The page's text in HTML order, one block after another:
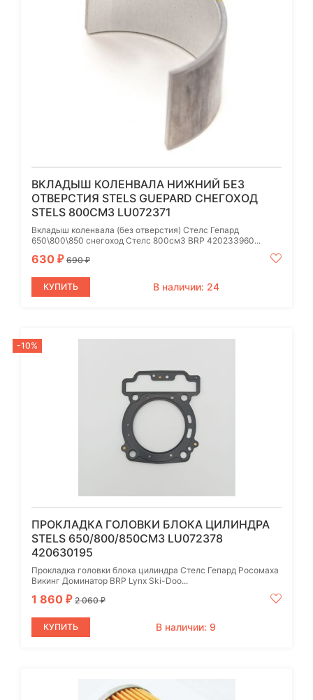
ВКЛАДЫШ КОЛЕНВАЛА НИЖНИЙ БЕЗ
ОТВЕРСТИЯ STELS GUEPARD СНЕГОХОД
STELS 800СМ3 LU072371
Вкладыш коленвала (без отверстия) Стелс Гепард
650\800\850 снегоход Стелс 800см3 BRP 420233960...
630 ₽ 690₽
КУПИТЬ В наличии: 24
-10%
ПРОКЛАДКА ГОЛОВКИ БЛОКА ЦИЛИНДРА
STELS 650/800/850СМ3 LU072378
420630195
Прокладка головки блока цилиндра Стелс Гепард Росомаха
Викинг Доминатор BRP Lynx Ski-Doo...
1 860 ₽ 2 060₽
КУПИТЬ В наличии: 9